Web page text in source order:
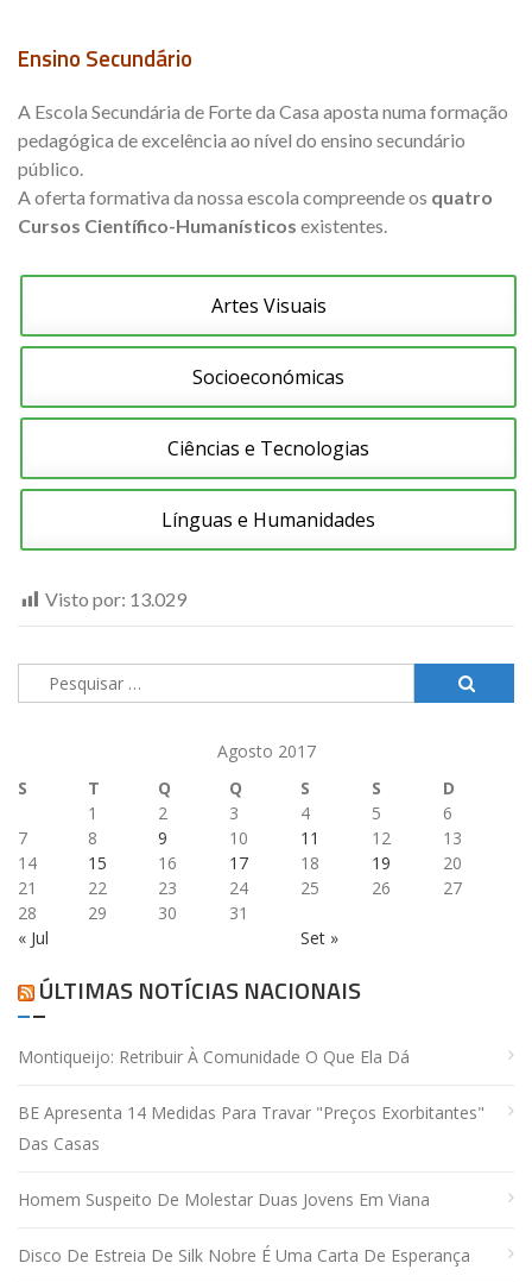
Ensino Secundário
A Escola Secundária de Forte da Casa aposta numa formação
pedagógica de excelência ao nível do ensino secundário
público.
A oferta formativa da nossa escola compreende os quatro
Cursos Científico-Humanísticos existentes.
Artes Visuais
Socioeconómicas
Ciências e Tecnologias
Línguas e Humanidades
Visto por: 13.029
Pesquisar
por:
Agosto 2017
S
T Q Q S S D
« Jul Set »
1 2 3 4 5
6
7
8 9 10 11 12
13
14
15 16 17 18 19
20
21
22 23 24 25 26
27
28
29 30 31
ÚLTIMAS NOTÍCIAS NACIONAIS
Montiqueijo: Retribuir À Comunidade O Que Ela Dá
BE Apresenta 14 Medidas Para Travar "preços Exorbitantes"
Das Casas
Homem Suspeito De Molestar Duas Jovens Em Viana
Disco De Estreia De Silk Nobre É Uma Carta De Esperança